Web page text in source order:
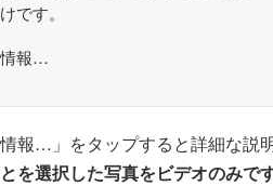
です。
報…
報…」をタップすると詳細な説
を選択した写真をビデオのみです